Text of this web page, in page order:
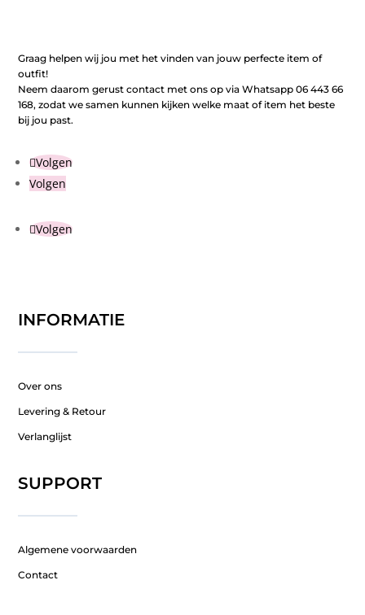
Graag helpen wij jou met het vinden van jouw perfecte item of
outfit!
Neem daarom gerust contact met ons op via Whatsapp 06 443 66
168, zodat we samen kunnen kijken welke maat of item het beste
bij jou past.
Volgen
Volgen
Volgen
INFORMATIE
Over ons
Levering & Retour
Verlanglijst
SUPPORT
Algemene voorwaarden
Contact